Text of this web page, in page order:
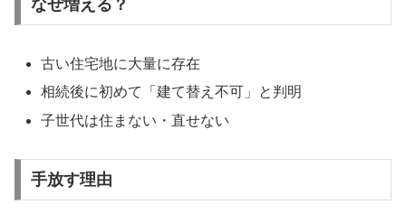
なぜ増える？
古い住宅地に大量に存在
相続後に初めて「建て替え不可」と判明
子世代は住まない・直せない
手放す理由